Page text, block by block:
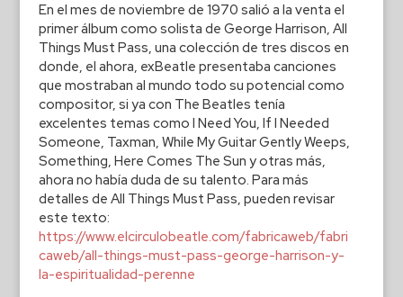
En el mes de noviembre de 1970 salió a la venta el
primer álbum como solista de George Harrison, All
Things Must Pass, una colección de tres discos en
donde, el ahora, exBeatle presentaba canciones
que mostraban al mundo todo su potencial como
compositor, si ya con The Beatles tenía
excelentes temas como I Need You, If I Needed
Someone, Taxman, While My Guitar Gently Weeps,
Something, Here Comes The Sun y otras más,
ahora no había duda de su talento. Para más
detalles de All Things Must Pass, pueden revisar
este texto:
https://www.elcirculobeatle.com/fabricaweb/fabri
caweb/all-things-must-pass-george-harrison-y-
la-espiritualidad-perenne